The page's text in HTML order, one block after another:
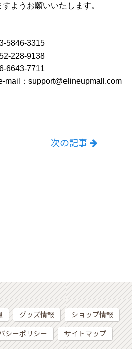
ようお願いいたします。
5846-3315
228-9138
7711
mail：support@elineupmall.com
次の記事
グッズ情報 ショップ情報
シーポリシー サイトマップ